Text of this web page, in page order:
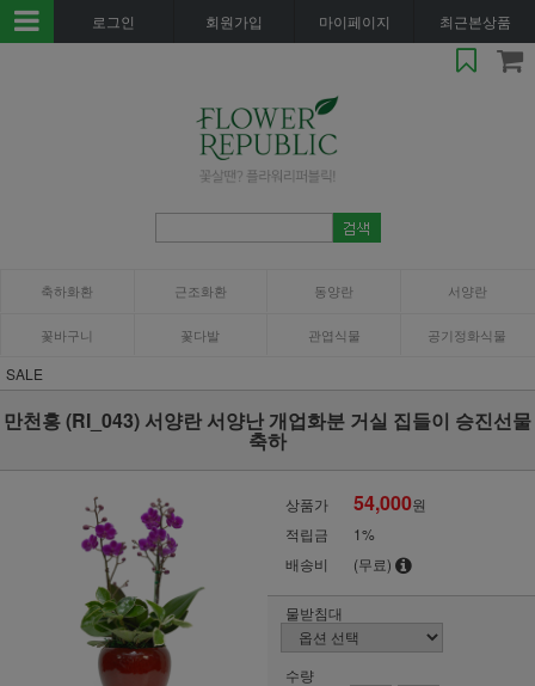
로그인 회원가입 마이페이지 최근본상품
축하화환 근조화환 동양란 서양란
꽃바구니 꽃다발 관엽식물 공기정화식물
SALE
만천홍 (RI_043) 서양란 서양난 개업화분 거실 집들이 승진선물
축하
상품가 54,000원
적립금
1%
배송비
(무료)
물받침대
수량